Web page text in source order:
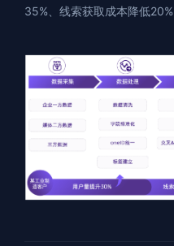
35%、线索获取成本降低20%